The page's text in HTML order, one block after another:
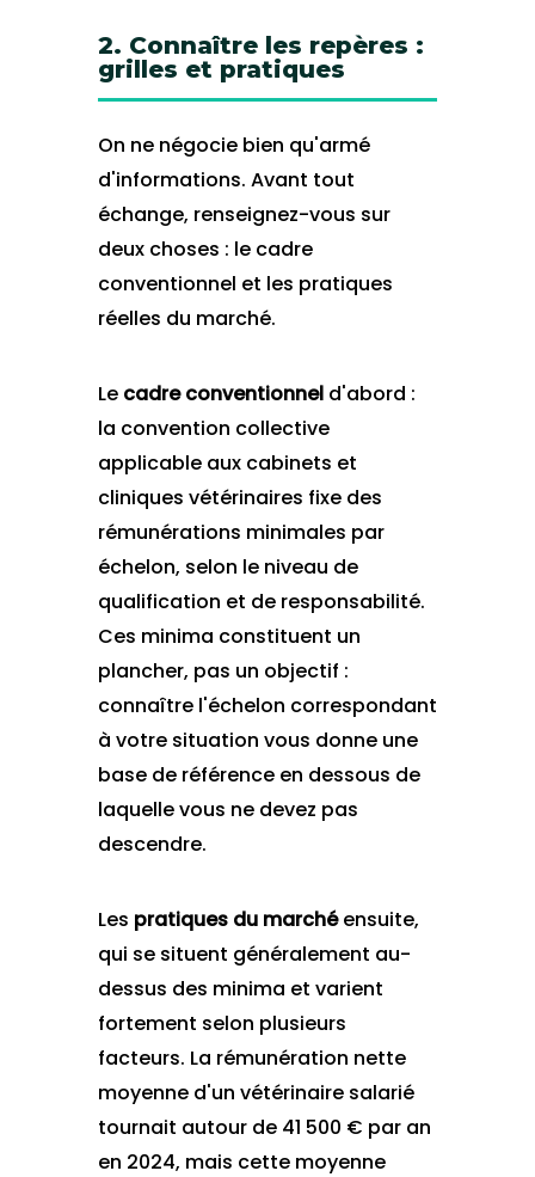
2. Connaître les repères :
grilles et pratiques
On ne négocie bien qu'armé
d'informations. Avant tout
échange, renseignez-vous sur
deux choses : le cadre
conventionnel et les pratiques
réelles du marché.
Le cadre conventionneld'abord :
la convention collective
applicable aux cabinets et
cliniques vétérinaires fixe des
rémunérations minimales par
échelon, selon le niveau de
qualification et de responsabilité.
Ces minima constituent un
plancher, pas un objectif :
connaître l'échelon correspondant
à votre situation vous donne une
base de référence en dessous de
laquelle vous ne devez pas
descendre.
Les pratiques du marchéensuite,
qui se situent généralement au-
dessus des minima et varient
fortement selon plusieurs
facteurs. La rémunération nette
moyenne d'un vétérinaire salarié
tournait autour de 41 500 € par an
en 2024, mais cette moyenne